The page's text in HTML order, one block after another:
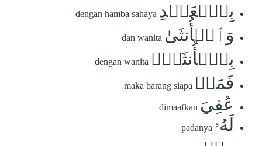
بِٱلۡعَبۡدِ dengan hamba sahaya
وَٱلۡأُنثَىٰ dan wanita
بِٱلۡأُنثَىٰۚ dengan wanita
فَمَنۡ maka barang siapa
عُفِيَ dimaafkan
لَهُۥ padanya